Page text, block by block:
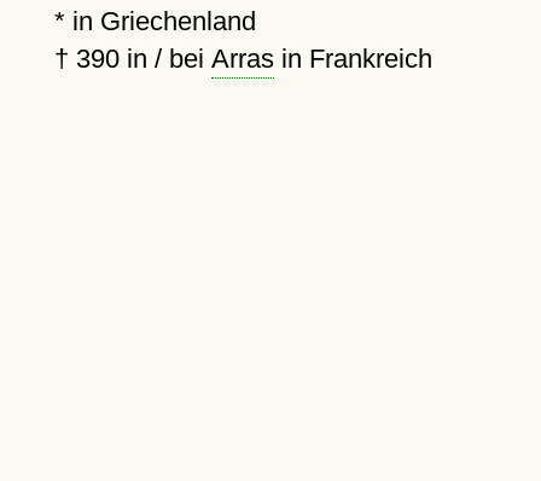
* in Griechenland
† 390in / bei Arrasin Frankreich